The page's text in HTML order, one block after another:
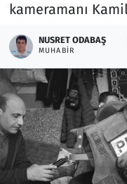
kameramanı
NUSRET ODABAŞ
MUHABIR
Otomobil
Oyun
Ramazan
Resmi İlanlar
Rüya Tabirleri